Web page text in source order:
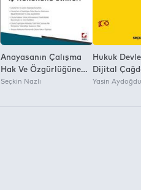
Anayasanın Çalışma
Hak Ve Özgürlüğüne
İlişkin
Seçkin Nazlı
Hukuk
Dijital
Görünümü
Yasin Aydoğdu